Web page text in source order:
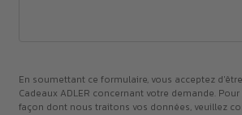
En soumettant ce formulaire, vous acceptez
Cadeaux ADLER concernant votre demande.
façon dont nous traitons vos données, veuillez